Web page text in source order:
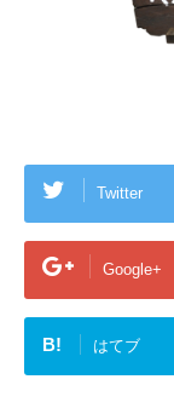
Twitter
Google+
B! はてブ